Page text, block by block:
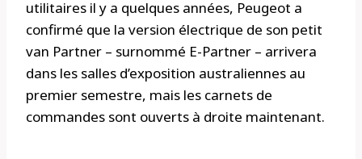
utilitaires il y a quelques années, Peugeot a
confirmé que la version électrique de son petit
van Partner – surnommé E-Partner – arrivera
dans les salles d’exposition australiennes au
premier semestre, mais les carnets de
commandes sont ouverts à droite maintenant.